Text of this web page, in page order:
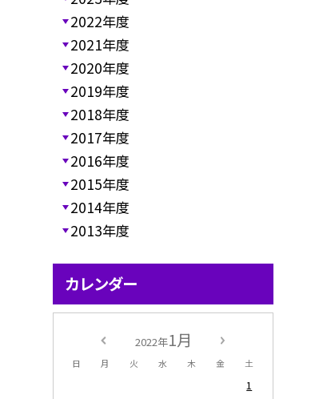
2022年度
2021年度
2020年度
2019年度
2018年度
2017年度
2016年度
2015年度
2014年度
2013年度
カレンダー
2022年1月
日 月 火 水 木 金 土
1